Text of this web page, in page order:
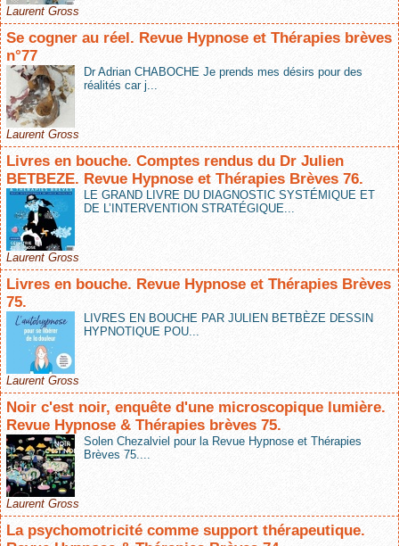
Laurent Gross
Se cogner au réel. Revue Hypnose et Thérapies brèves
n°77
Dr Adrian CHABOCHE Je prends mes désirs pour des
réalités car j...
Laurent Gross
Livres en bouche. Comptes rendus du Dr Julien
BETBEZE. Revue Hypnose et Thérapies Brèves 76.
LE GRAND LIVRE DU DIAGNOSTIC SYSTÉMIQUE ET
DE L’INTERVENTION STRATÉGIQUE...
Laurent Gross
Livres en bouche. Revue Hypnose et Thérapies Brèves
75.
LIVRES EN BOUCHE PAR JULIEN BETBÈZE DESSIN
HYPNOTIQUE POU...
Laurent Gross
Noir c'est noir, enquête d'une microscopique lumière.
Revue Hypnose & Thérapies brèves 75.
Solen Chezalviel pour la Revue Hypnose et Thérapies
Brèves 75....
Laurent Gross
La psychomotricité comme support thérapeutique.